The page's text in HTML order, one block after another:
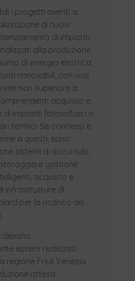
i progetti aventi a
di nuovi
di impianti
alla produzione
di energia elettrica
rinnovabili, con una
non superiore a
acquisto e
di impianti fotovoltaici o
termici. Se connessi e
a questi, sono
sistemi di accumulo,
e gestione
acquisto e
infrastrutture di
per la ricarica dei
devono
essere realizzati
regione Friuli Venezia
attesa